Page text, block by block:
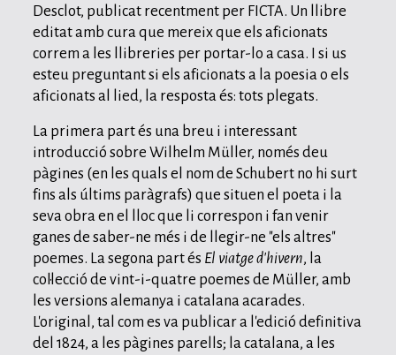
Desclot, publicat recentment per FICTA. Un llibre
editat amb cura que mereix que els aficionats
correm a les llibreries per portar-lo a casa. I si us
esteu preguntant si els aficionats a la poesia o els
aficionats al lied, la resposta és: tots plegats.
La primera part és una breu i interessant
introducció sobre Wilhelm Müller, només deu
pàgines (en les quals el nom de Schubert no hi surt
fins als últims paràgrafs) que situen el poeta i la
seva obra en el lloc que li correspon i fan venir
ganes de saber-ne més i de llegir-ne "els altres"
poemes. La segona part és El viatge d'hivern, la
col·lecció de vint-i-quatre poemes de Müller, amb
les versions alemanya i catalana acarades.
L'original, tal com es va publicar a l'edició definitiva
del 1824, a les pàgines parells; la catalana, a les